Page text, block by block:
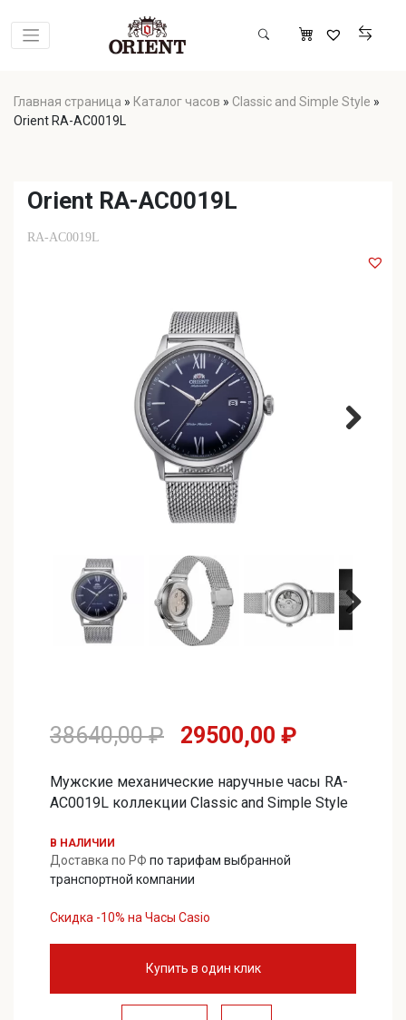
Главная страница » Каталог часов » Classic and Simple Style »
Orient RA-AC0019L
Orient RA-AC0019L
RA-AC0019L
38640,00₽
Первоначальная
составляла
38640,00 ₽.
29500,00 ₽
29500,00
Мужские механические наручные часы RA-
AC0019L коллекции Classic and Simple Style
В НАЛИЧИИ
Доставка по РФ по тарифам выбранной
транспортной компании
Скидка -10% на Часы Casio
Купить в один клик